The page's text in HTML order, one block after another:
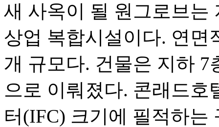
새 사옥이 될 원그로브는
상업 복합시설이다. 연면
개 규모다. 건물은 지하 7
으로 이뤄졌다. 콘래드호
터(IFC) 크기에 필적하는